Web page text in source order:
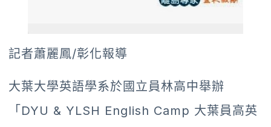
記者蕭麗鳳/彰化報導
大葉大學英語學系於國立員林高中舉辦
「DYU & YLSH English Camp 大葉員高英